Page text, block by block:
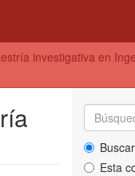
investigativa en
Esta